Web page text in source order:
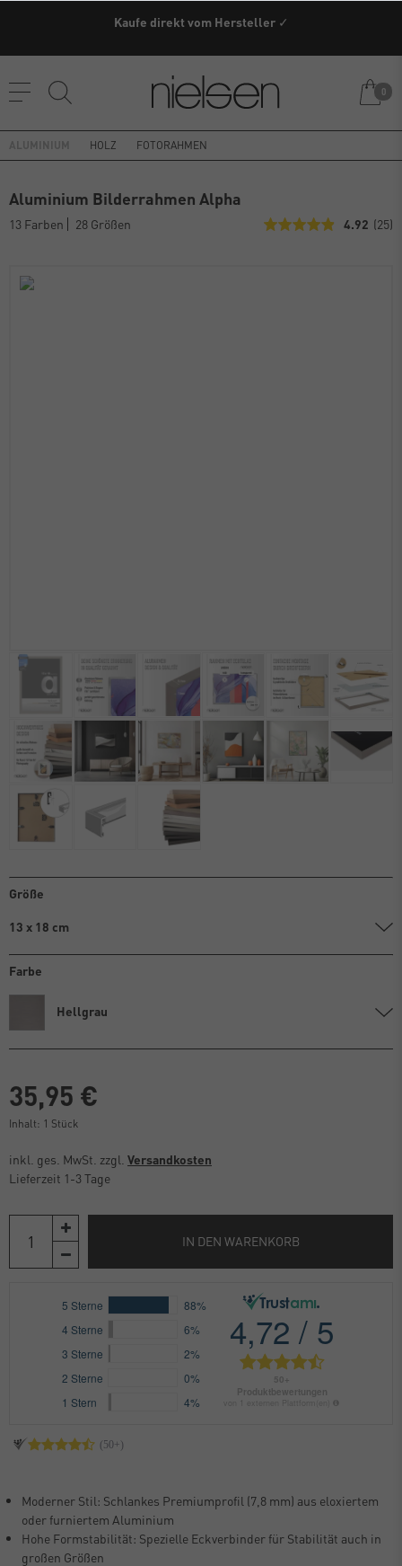
Kaufe direkt vom Hersteller ✓
0
HOLZ FOTORAHMEN
Aluminium Bilderrahmen Alpha
13 Farben 28 Größen 4.92 (25)
Größe
13 x 18 cm
Farbe
Hellgrau
35,95 €
Inhalt: 1 Stück
inkl. ges. MwSt. zzgl. Versandkosten
Lieferzeit 1-3 Tage
IN DEN WARENKORB
Moderner Stil: Schlankes Premiumprofil (7,8 mm) aus eloxiertem
oder furniertem Aluminium
Hohe Formstabilität: Spezielle Eckverbinder für Stabilität auch in
großen Größen